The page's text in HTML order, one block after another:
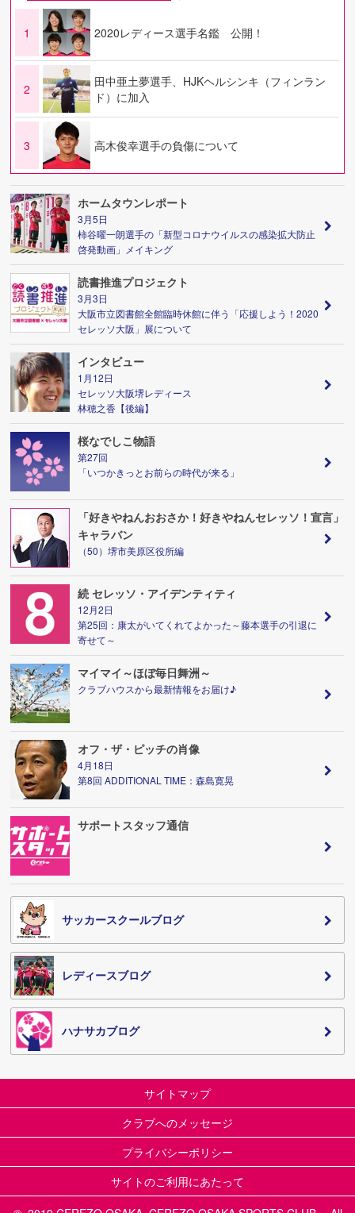
1 2020レディース選手名鑑 公開！
2
田中亜土夢選手、HJKヘルシンキ（フィンラン
ド）に加入
3 高木俊幸選手の負傷について
ホームタウンレポート
3月5日
柿谷曜一朗選手の「新型コロナウイルスの感染拡大防止
啓発動画」メイキング
読書推進プロジェクト
3月3日
大阪市立図書館全館臨時休館に伴う「応援しよう！2020
セレッソ大阪」展について
インタビュー
1月12日
セレッソ大阪堺レディース
林穂之香【後編】
桜なでしこ物語
第27回
「いつかきっとお前らの時代が来る」
「好きやねんおおさか！好きやねんセレッソ！宣言」
キャラバン
（50）堺市美原区役所編
続 セレッソ・アイデンティティ
12月2日
第25回：康太がいてくれてよかった～藤本選手の引退に
寄せて～
マイマイ～ほぼ毎日舞洲～
クラブハウスから最新情報をお届け♪
オフ・ザ・ピッチの肖像
4月18日
第8回 ADDITIONAL TIME：森島寛晃
サポートスタッフ通信
サッカースクールブログ
レディースブログ
ハナサカブログ
サイトマップ
クラブへのメッセージ
プライバシーポリシー
サイトのご利用にあたって